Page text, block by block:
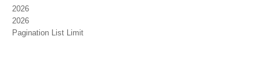
Australie et Océanie
2026
2026
Pagination List Limit